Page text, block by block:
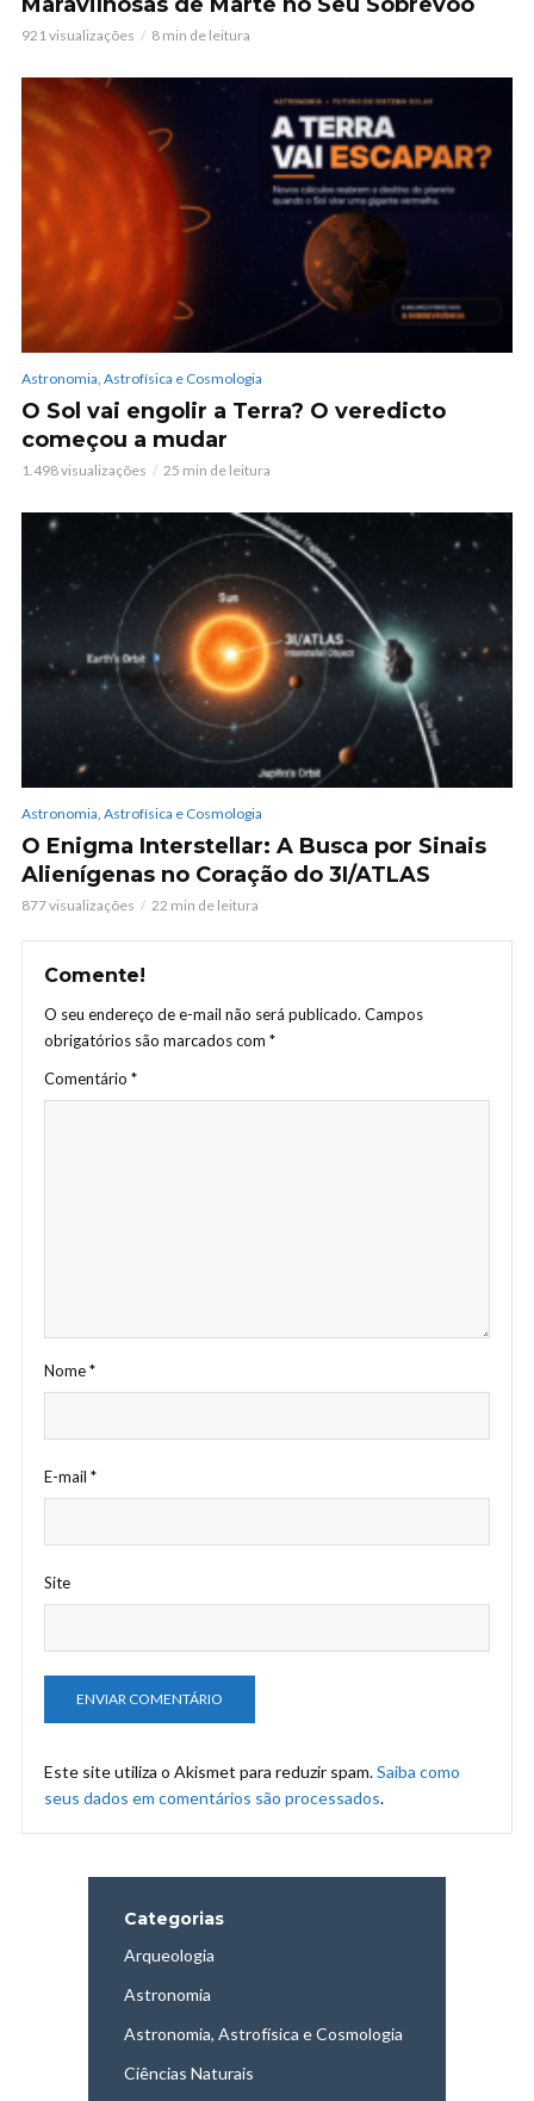
921 visualizações 8 min de leitura
Astronomia, Astrofísica e Cosmologia
O Sol vai engolir a Terra? O veredicto
começou a mudar
1.498 visualizações 25 min de leitura
Astronomia, Astrofísica e Cosmologia
O Enigma Interstellar: A Busca por Sinais
Alienígenas no Coração do 3I/ATLAS
877 visualizações 22 min de leitura
Comente!
O seu endereço de e-mail não será publicado. Campos
obrigatórios são marcados com *
Comentário *
Nome*
E-mail *
Site
Este site utiliza o Akismet para reduzir spam.Saiba como
seus dados em comentários são processados.
Categorias
Arqueologia
Astronomia
Astronomia, Astrofísica e Cosmologia
Ciências Naturais